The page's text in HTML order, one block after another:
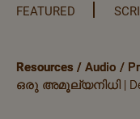
FEATURED
Resources / Audio /
ഒരു അമൂല്യനിധി |